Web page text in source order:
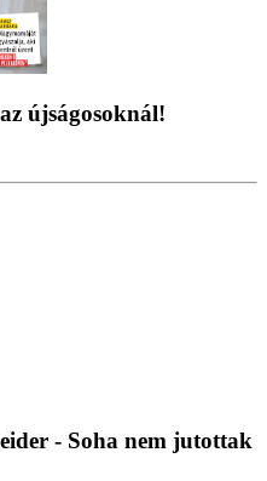
újságosoknál!
- Soha nem jutottak